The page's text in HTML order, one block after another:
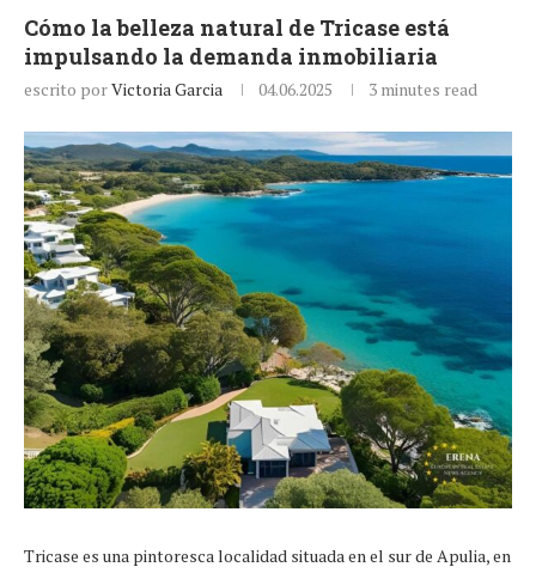
Cómo la belleza natural de Tricase está
impulsando la demanda inmobiliaria
escrito porVictoria Garcia 04.06.2025 3 minutes read
Tricase es una pintoresca localidad situada en el sur de Apulia, en